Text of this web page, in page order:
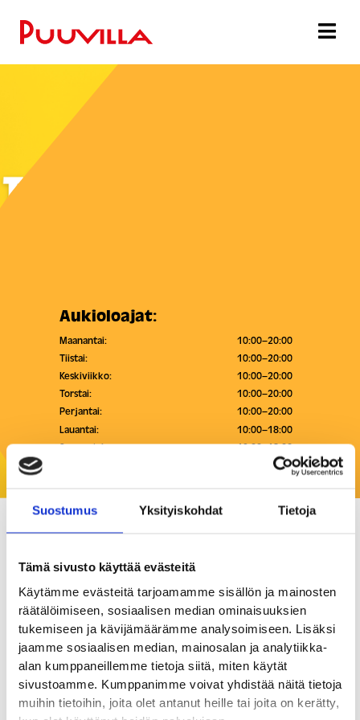
Suostumus Yksityiskohdat Tietoja
Tämä sivusto käyttää evästeitä
Käytämme evästeitä tarjoamamme sisällön ja mainosten
räätälöimiseen, sosiaalisen median ominaisuuksien
tukemiseen ja kävijämäärämme analysoimiseen. Lisäksi
jaamme sosiaalisen median, mainosalan ja analytiikka-
alan kumppaneillemme tietoja siitä, miten käytät
sivustoamme. Kumppanimme voivat yhdistää näitä tietoja
muihin tietoihin, joita olet antanut heille tai joita on kerätty,
Aukioloajat:
Maanantai:
10:00–20:00
Tiistai:
10:00–20:00
Keskiviikko:
10:00–20:00
Torstai:
10:00–20:00
Perjantai:
10:00–20:00
Lauantai:
10:00–18:00
Sunnuntai:
12:00–18:00
Marakatti on kotimainen juhlatarvikkeiden, teemajuhlien,
lahjojen ja hauskojen tuotteiden erikoisliike sekä
verkkokauppa.
Meiltä löydät kaiken onnistuneisiin juhliin ja eläytymiseen:
ilmapallot, koristeet, teemajuhlatarvikkeet sekä laajan